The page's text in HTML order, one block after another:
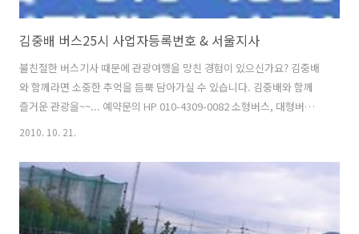
김중배 버스25시 사업자등록번호 & 서울지사
불친절한 버스기사 때문에 관광여행을 망친 경험이 있으신가요? 김중배
와 함께라면 소중한 추억을 듬뿍 담아가실 수 있습니다. 김중배와 함께
즐거운 관광을~~... 예약문의 HP 010-4309-0082 소형버스, 대형버스,
전세버스, 관광버스, 야유회, 등산, 낚시, 스키장, 골프장, 버스대절문의,
각종모임, 행사, 관광 여행정보, 결혼식, OT, MT, 25인승, 45인승 버스
예약문의. 010-4309-0082 http://25bus.kr 입급계좌번호 : 신한은행
110-119-304483 (예금주 김중배) Email : kjb60kjb@hanmail.net 안
녕하세요. 25bus.kr에 오신 것을 환영합니다. 친절하게 모시겠습니..
2010. 10. 21.